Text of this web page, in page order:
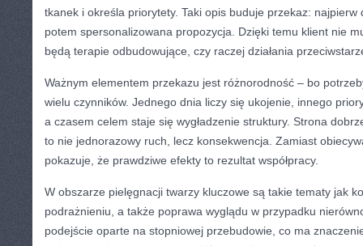
tkanek i określa priorytety. Taki opis buduje przekaz:
potem spersonalizowana propozycja. Dzięki temu klient nie
będą terapie odbudowujące, czy raczej działania
Ważnym elementem przekazu jest różnorodność – bo
wielu czynników. Jednego dnia liczy się ukojenie, innego
a czasem celem staje się wygładzenie struktury. Strona
to nie jednorazowy ruch, lecz konsekwencja. Zamiast
pokazuje, że prawdziwe efekty to rezultat współpracy.
W obszarze pielęgnacji twarzy kluczowe są takie tematy jak
podrażnieniu, a także poprawa wyglądu w przypadku
podejście oparte na stopniowej przebudowie, co ma